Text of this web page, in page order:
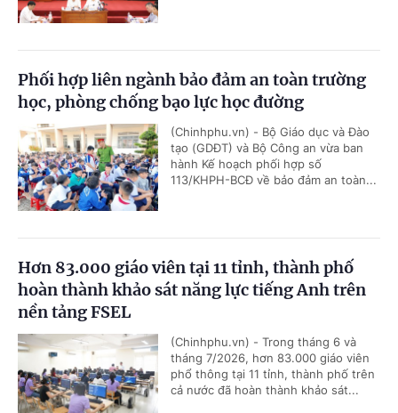
Phối hợp liên ngành bảo đảm an toàn trường
học, phòng chống bạo lực học đường
(Chinhphu.vn) - Bộ Giáo dục và Đào
tạo (GDĐT) và Bộ Công an vừa ban
hành Kế hoạch phối hợp số
113/KHPH-BCĐ về bảo đảm an toàn...
Hơn 83.000 giáo viên tại 11 tỉnh, thành phố
hoàn thành khảo sát năng lực tiếng Anh trên
nền tảng FSEL
(Chinhphu.vn) - Trong tháng 6 và
tháng 7/2026, hơn 83.000 giáo viên
phổ thông tại 11 tỉnh, thành phố trên
cả nước đã hoàn thành khảo sát...